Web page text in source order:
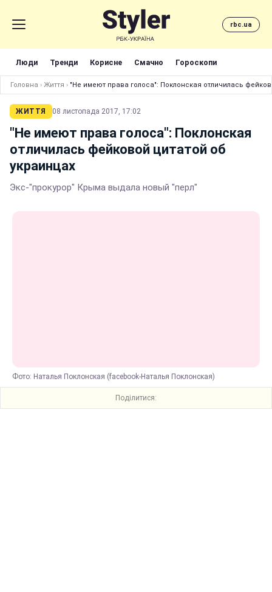
rbc.ua
Люди Тренди Корисне Смачно Гороскопи
Головна › Життя › "Не имеют права голоса": Поклонская отличилась
ЖИТТЯ 08 листопада 2017, 17:02
"Не имеют права голоса": Поклонская
отличилась фейковой цитатой об
украинцах
Экс-"прокурор" Крыма выдала новый "перл"
Фото: Наталья Поклонская (facebook-Наталья Поклонская)
Поділитися: